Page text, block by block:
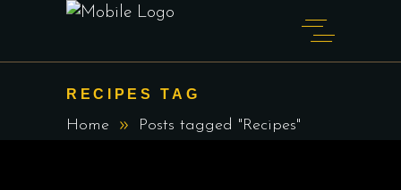
RECIPES TAG
Home Posts tagged "Recipes"